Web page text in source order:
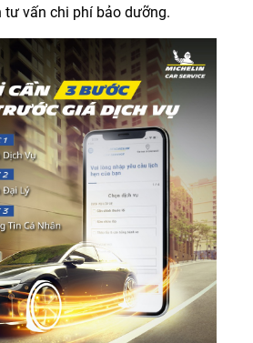
vấn chi phí bảo dưỡng.